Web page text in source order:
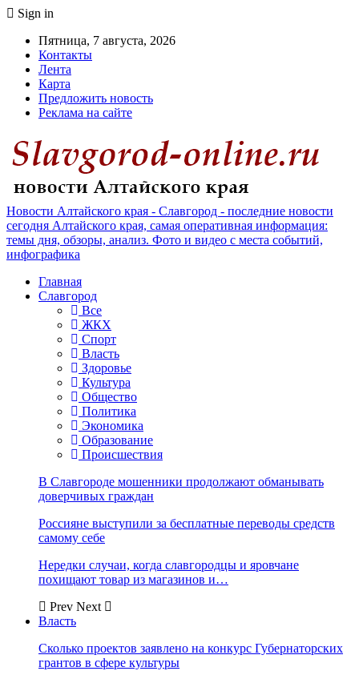
Sign in
Пятница, 7 августа, 2026
Контакты
Лента
Карта
Предложить новость
Реклама на сайте
Новости Алтайского края - Славгород - последние новости
сегодня Алтайского края, самая оперативная информация:
темы дня, обзоры, анализ. Фото и видео с места событий,
инфографика
Главная
Славгород
Все
ЖКХ
Спорт
Власть
Здоровье
Культура
Общество
Политика
Экономика
Образование
Происшествия
В Славгороде мошенники продолжают обманывать
доверчивых граждан
Россияне выступили за бесплатные переводы средств
самому себе
Нередки случаи, когда славгородцы и яровчане
похищают товар из магазинов и…
Prev Next
Власть
Сколько проектов заявлено на конкурс Губернаторских
грантов в сфере культуры